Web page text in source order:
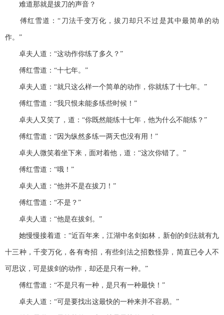
难道那就是拔刀的声音？
傅红雪道：“刀法千变万化，拔刀却只不过是其中最简单的动
作。”
卓夫人道：“这动作你练了多久？”
傅红雪道：“十七年。”
卓夫人道：“就只这么样一个简单的动作，你就练了十七年。”
傅红雪道：“我只恨未能多练些时候！”
卓夫人又笑了，道：“你既然能练十七年，他为什么不能练？”
傅红雪道：“因为纵然多练一两天也没有用！”
卓夫人微笑着坐下来，面对着他，道：“这次你错了。”
傅红雪道：“哦！”
卓夫人道：“他并不是在拔刀！”
傅红雪道：“不是？”
卓夫人道：“他是在拔剑。”
她慢慢接着道：“近百年来，江湖中名剑如林，新创的剑法就有九
十三种，千变万化，各有奇招，有些剑法之招数怪异，简直已令人不
可思议，可是拔剑的动作，却还是只有一种。”
傅红雪道：“不是只有一种，是只有一种最快！”
卓夫人道：“可是要找出这最快的一种来并不容易。”